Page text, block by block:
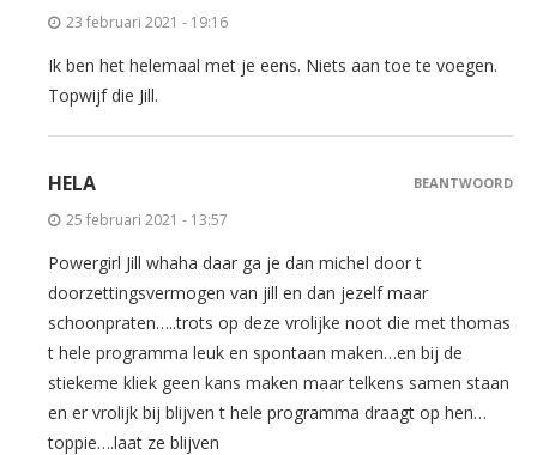
23 februari 2021 - 19:16
Ik ben het helemaal met je eens. Niets aan toe te voegen.
Topwijf die Jill.
HELA
25 februari 2021 - 13:57
Powergirl Jill whaha daar ga je dan michel door t
doorzettingsvermogen van jill en dan jezelf maar
schoonpraten…..trots op deze vrolijke noot die met thomas
t hele programma leuk en spontaan maken…en bij de
stiekeme kliek geen kans maken maar telkens samen staan
en er vrolijk bij blijven t hele programma draagt op hen…
toppie….laat ze blijven
BEANTWOORD